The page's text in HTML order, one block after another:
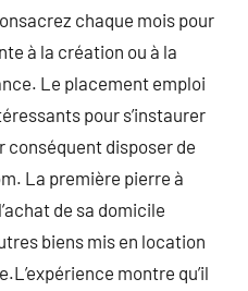
chaque mois pour
à la création ou à la
Le placement emploi
pour s’instaurer
conséquent disposer de
La première pierre à
de sa domicile
biens mis en location
montre qu’il